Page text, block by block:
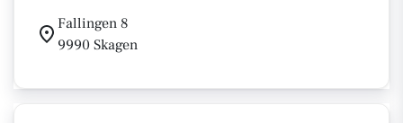
Fallingen 8
9990 Skagen